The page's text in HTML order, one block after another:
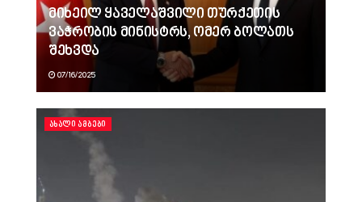
მიხეილ ყაველაშვილი თურქეთის
ვაჭრობის მინისტრს, ომერ ბოლათს
შეხვდა
07/16/2025
ᲐᲮᲐᲚᲘ ᲐᲛᲑᲔᲑᲘ